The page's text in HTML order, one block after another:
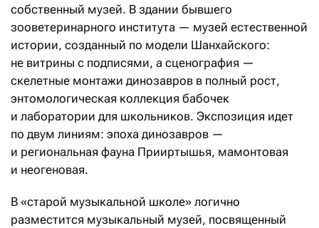
собственный музей. В здании бывшего
зооветеринарного института — музей естественной
истории, созданный по модели Шанхайского:
не витрины с подписями, а сценография —
скелетные монтажи динозавров в полный рост,
энтомологическая коллекция бабочек
и лаборатории для школьников. Экспозиция идет
по двум линиям: эпоха динозавров —
и региональная фауна Прииртышья, мамонтовая
и неогеновая.
В «старой музыкальной школе» логично
разместится музыкальный музей, посвященный